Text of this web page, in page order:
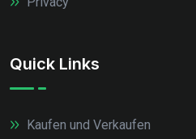
Quick Links
Kaufen und Verkaufen